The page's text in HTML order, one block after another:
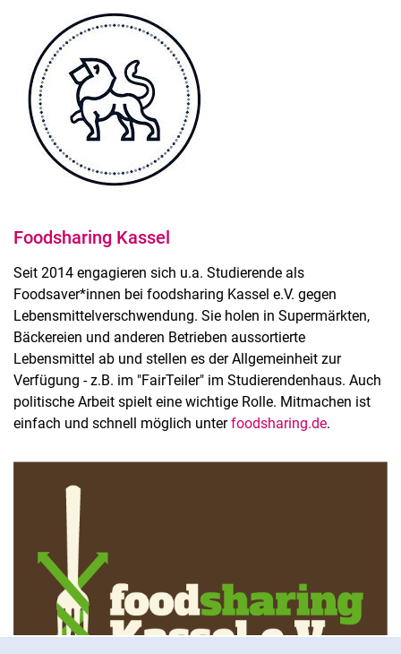
Foodsharing Kassel
Seit 2014 engagieren sich u.a. Studierende als
Foodsaver*innen bei foodsharing Kassel e.V. gegen
Lebensmittelverschwendung. Sie holen in Supermärkten,
Bäckereien und anderen Betrieben aussortierte
Lebensmittel ab und stellen es der Allgemeinheit zur
Verfügung - z.B. im "FairTeiler" im Studierendenhaus. Auch
politische Arbeit spielt eine wichtige Rolle. Mitmachen ist
einfach und schnell möglich unterfoodsharing.de.